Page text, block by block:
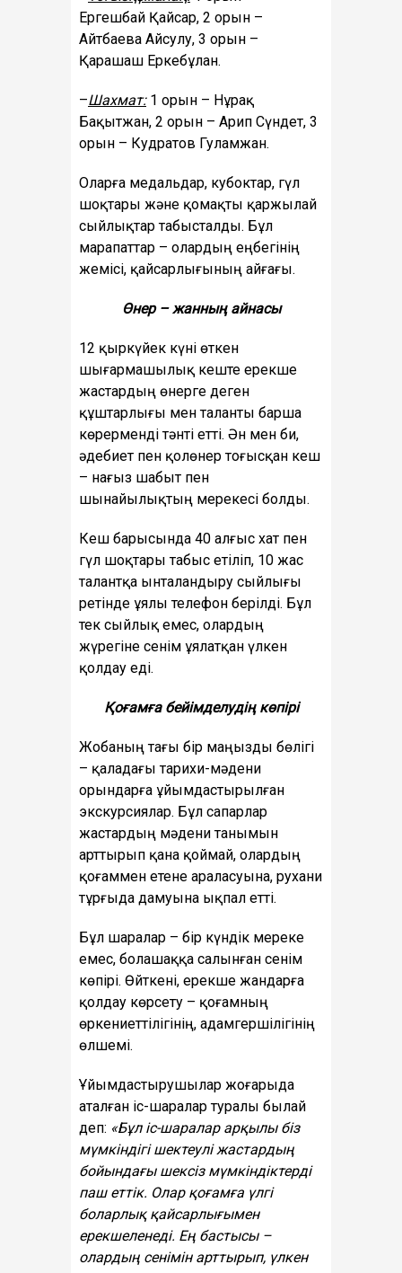
Ергешбай Қайсар, 2 орын –
Айтбаева Айсулу, 3 орын –
Қарашаш Еркебұлан.
–Шахмат:1 орын – Нұрақ
Бақытжан, 2 орын – Арип Сүндет, 3
орын – Кудратов Гуламжан.
Оларға медальдар, кубоктар, гүл
шоқтары және қомақты қаржылай
сыйлықтар табысталды. Бұл
марапаттар – олардың еңбегінің
жемісі, қайсарлығының айғағы.
Өнер – жанның айнасы
12 қыркүйек күні өткен
шығармашылық кеште ерекше
жастардың өнерге деген
құштарлығы мен таланты барша
көрерменді тәнті етті. Ән мен би,
әдебиет пен қолөнер тоғысқан кеш
– нағыз шабыт пен
шынайылықтың мерекесі болды.
Кеш барысында 40 алғыс хат пен
гүл шоқтары табыс етіліп, 10 жас
талантқа ынталандыру сыйлығы
ретінде ұялы телефон берілді. Бұл
тек сыйлық емес, олардың
жүрегіне сенім ұялатқан үлкен
қолдау еді.
Қоғамға бейімделудің көпірі
Жобаның тағы бір маңызды бөлігі
– қаладағы тарихи-мәдени
орындарға ұйымдастырылған
экскурсиялар. Бұл сапарлар
жастардың мәдени танымын
арттырып қана қоймай, олардың
қоғаммен етене араласуына, рухани
тұрғыда дамуына ықпал етті.
Бұл шаралар – бір күндік мереке
емес, болашаққа салынған сенім
көпірі. Өйткені, ерекше жандарға
қолдау көрсету – қоғамның
өркениеттілігінің, адамгершілігінің
өлшемі.
Ұйымдастырушылар жоғарыда
аталған іс-шаралар туралы былай
деп: «Бұл іс-шаралар арқылы біз
мүмкіндігі шектеулі жастардың
бойындағы шексіз мүмкіндіктерді
паш еттік. Олар қоғамға үлгі
боларлық қайсарлығымен
ерекшеленеді. Ең бастысы –
олардың сенімін арттырып, үлкен